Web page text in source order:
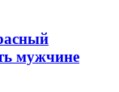
мужчине